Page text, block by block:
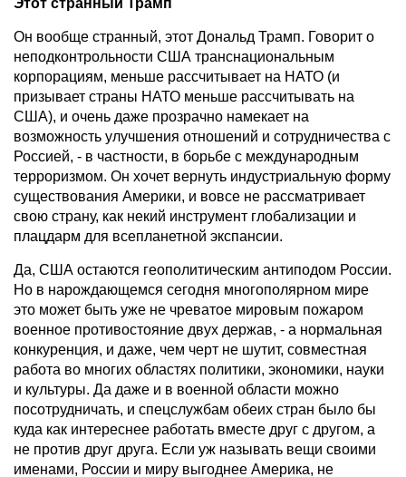
Он вообще странный, этот Дональд Трамп. Говорит о
неподконтрольности США транснациональным
корпорациям, меньше рассчитывает на НАТО (и
призывает страны НАТО меньше рассчитывать на
США), и очень даже прозрачно намекает на
возможность улучшения отношений и сотрудничества с
Россией, - в частности, в борьбе с международным
терроризмом. Он хочет вернуть индустриальную форму
существования Америки, и вовсе не рассматривает
свою страну, как некий инструмент глобализации и
плацдарм для всепланетной экспансии.
Да, США остаются геополитическим антиподом России.
Но в нарождающемся сегодня многополярном мире
это может быть уже не чреватое мировым пожаром
военное противостояние двух держав, - а нормальная
конкуренция, и даже, чем черт не шутит, совместная
работа во многих областях политики, экономики, науки
и культуры. Да даже и в военной области можно
посотрудничать, и спецслужбам обеих стран было бы
куда как интереснее работать вместе друг с другом, а
не против друг друга. Если уж называть вещи своими
именами, России и миру выгоднее Америка, не